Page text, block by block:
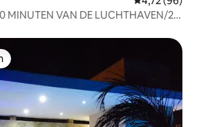
MINUTEN VAN DE LUCHTHAVEN/20